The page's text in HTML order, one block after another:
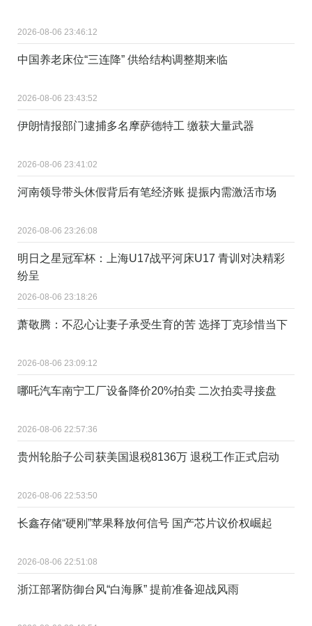
2026-08-06 23:46:12
中国养老床位“三连降” 供给结构调整期来临
2026-08-06 23:43:52
伊朗情报部门逮捕多名摩萨德特工 缴获大量武器
2026-08-06 23:41:02
河南领导带头休假背后有笔经济账 提振内需激活市场
2026-08-06 23:26:08
明日之星冠军杯：上海U17战平河床U17 青训对决精彩
纷呈
2026-08-06 23:18:26
萧敬腾：不忍心让妻子承受生育的苦 选择丁克珍惜当下
2026-08-06 23:09:12
哪吒汽车南宁工厂设备降价20%拍卖 二次拍卖寻接盘
2026-08-06 22:57:36
贵州轮胎子公司获美国退税8136万 退税工作正式启动
2026-08-06 22:53:50
长鑫存储“硬刚”苹果释放何信号 国产芯片议价权崛起
2026-08-06 22:51:08
浙江部署防御台风“白海豚” 提前准备迎战风雨